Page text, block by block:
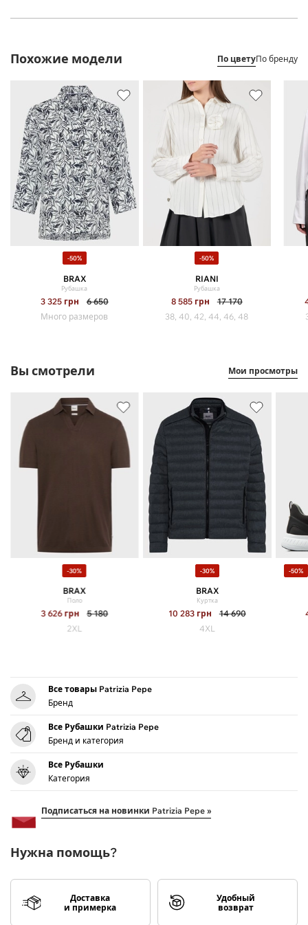
Похожие модели По цветуПо бренду
-50%
BRAX
Рубашка
3 325 грн
6 650
Много размеров
-50%
RIANI
Рубашка
8 585 грн
17 170
38, 40, 42, 44, 46, 48
Вы смотрели Мои просмотры
-30%
BRAX
Поло
3 626 грн
5 180
2XL
-30%
BRAX
Куртка
10 283 грн
14 690
4XL
-50%
Все товары Patrizia Pepe
Бренд
Все Рубашки Patrizia Pepe
Бренд и категория
Все Рубашки
Категория
Подписаться на новинки Patrizia Pepe »
Нужна помощь?
Доставка
и примерка
Удобный
возврат